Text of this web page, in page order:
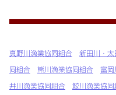
真野川漁業協同組合 新田川・太
同組合 熊川漁業協同組合 富岡
井川漁業協同組合 鮫川漁業協同